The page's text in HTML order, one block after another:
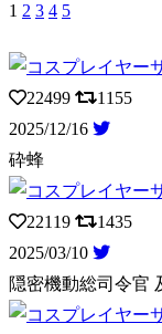
1 2 3 4 5
22499
1155
2025/12/16
砕蜂
22119
1435
2025/03/10
隠密機動総司令官